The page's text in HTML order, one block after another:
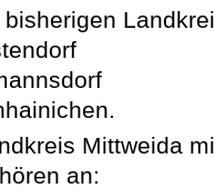
bisherigen
Mittweida
an: